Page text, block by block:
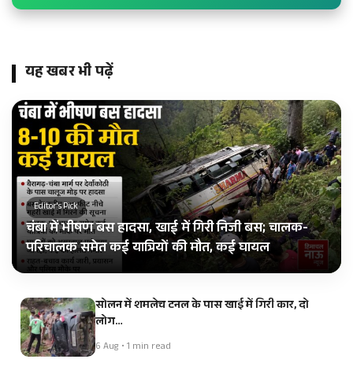
यह खबर भी पढ़ें
Editor's Pick
चंबा में भीषण बस हादसा, खाई में गिरी निजी बस; चालक-
परिचालक समेत कई यात्रियों की मौत, कई घायल
सोलन में शमलेच टनल के पास खाई में गिरी कार, दो
लोग…
6 Aug • 1 min read